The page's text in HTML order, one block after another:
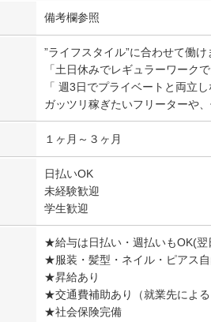
備考欄参照
”ライフスタイル”に合わせて働け
「土日休みでレギュラーワークで
「 週3日でプライベートと両立
ガッツリ稼ぎたいフリーターや
１ヶ月～３ヶ月
日払いOK
未経験歓迎
学生歓迎
★給与は日払い・週払いもOK(翌
★服装・髪型・ネイル・ピアス
★昇給あり
★交通費補助あり（就業先による
★社会保険完備